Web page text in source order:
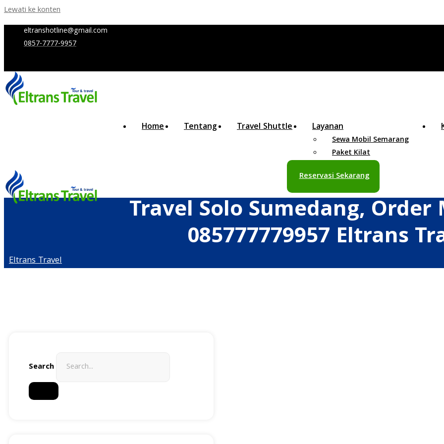
Lewati ke konten
eltranshotline@gmail.com
0857-7777-9957
Home Tentang Travel Shuttle Layanan
Sewa Mobil Semarang
Paket Kilat
Reservasi Sekarang
Travel Solo Sumedang,
085777779957 Eltrans
Eltrans Travel
Search